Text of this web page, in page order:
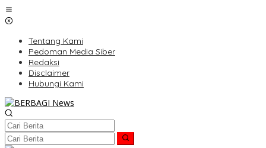
Lewati
ke
Tentang Kami
Pedoman Media Siber
Redaksi
Disclaimer
Hubungi Kami